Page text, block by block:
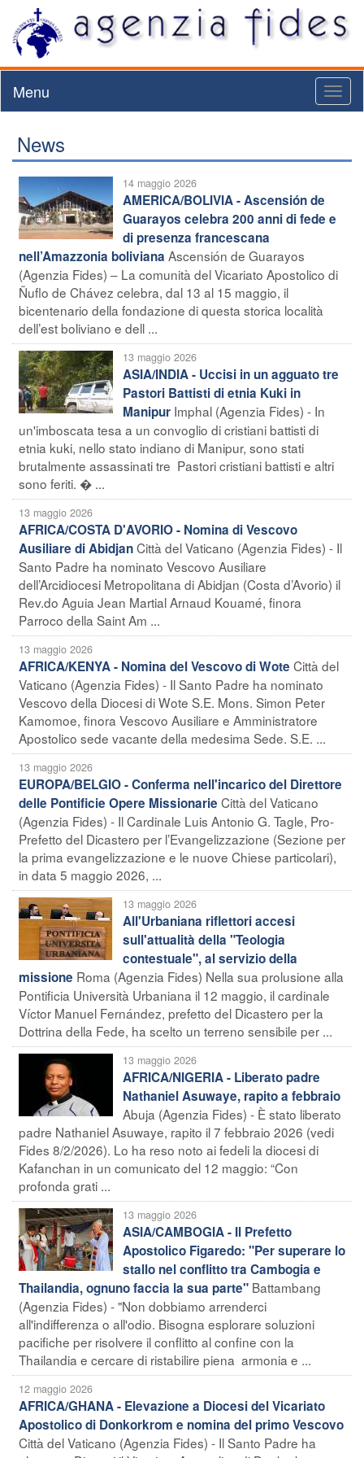
Menu
News
14 maggio 2026
AMERICA/BOLIVIA - Ascensión de
Guarayos celebra 200 anni di fede e
di presenza francescana
nell’Amazzonia boliviana Ascensión de Guarayos
(Agenzia Fides) – La comunità del Vicariato Apostolico di
Ñuflo de Chávez celebra, dal 13 al 15 maggio, il
bicentenario della fondazione di questa storica località
dell’est boliviano e dell ...
13 maggio 2026
ASIA/INDIA - Uccisi in un agguato tre
Pastori Battisti di etnia Kuki in
Manipur Imphal (Agenzia Fides) - In
un'imboscata tesa a un convoglio di cristiani battisti di
etnia kuki, nello stato indiano di Manipur, sono stati
brutalmente assassinati tre Pastori cristiani battisti e altri
sono feriti. � ...
13 maggio 2026
AFRICA/COSTA D'AVORIO - Nomina di Vescovo
Ausiliare di AbidjanCittà del Vaticano (Agenzia Fides) - Il
Santo Padre ha nominato Vescovo Ausiliare
dell’Arcidiocesi Metropolitana di Abidjan (Costa d’Avorio) il
Rev.do Aguia Jean Martial Arnaud Kouamé, finora
Parroco della Saint Am ...
13 maggio 2026
AFRICA/KENYA - Nomina del Vescovo di Wote Città del
Vaticano (Agenzia Fides) - Il Santo Padre ha nominato
Vescovo della Diocesi di Wote S.E. Mons. Simon Peter
Kamomoe, finora Vescovo Ausiliare e Amministratore
Apostolico sede vacante della medesima Sede. S.E. ...
13 maggio 2026
EUROPA/BELGIO - Conferma nell'incarico del Direttore
delle Pontificie Opere Missionarie Città del Vaticano
(Agenzia Fides) - Il Cardinale Luis Antonio G. Tagle, Pro-
Prefetto del Dicastero per l’Evangelizzazione (Sezione per
la prima evangelizzazione e le nuove Chiese particolari),
in data 5 maggio 2026, ...
13 maggio 2026
All'Urbaniana riflettori accesi
sull'attualità della "Teologia
contestuale", al servizio della
missione Roma (Agenzia Fides) Nella sua prolusione alla
Pontificia Università Urbaniana il 12 maggio, il cardinale
Víctor Manuel Fernández, prefetto del Dicastero per la
Dottrina della Fede, ha scelto un terreno sensibile per ...
13 maggio 2026
AFRICA/NIGERIA - Liberato padre
Nathaniel Asuwaye, rapito a febbraio
Abuja (Agenzia Fides) - È stato liberato
padre Nathaniel Asuwaye, rapito il 7 febbraio 2026 (vedi
Fides 8/2/2026). Lo ha reso noto ai fedeli la diocesi di
Kafanchan in un comunicato del 12 maggio: “Con
profonda grati ...
13 maggio 2026
ASIA/CAMBOGIA - Il Prefetto
Apostolico Figaredo: "Per superare lo
stallo nel conflitto tra Cambogia e
Thailandia, ognuno faccia la sua parte" Battambang
(Agenzia Fides) - "Non dobbiamo arrenderci
all'indifferenza o all'odio. Bisogna esplorare soluzioni
pacifiche per risolvere il conflitto al confine con la
Thailandia e cercare di ristabilire piena armonia e ...
12 maggio 2026
AFRICA/GHANA - Elevazione a Diocesi del Vicariato
Apostolico di Donkorkrom e nomina del primo Vescovo
Città del Vaticano (Agenzia Fides) - Il Santo Padre ha